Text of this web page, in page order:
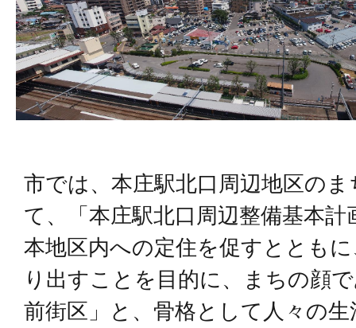
市では、本庄駅北口周辺地区の
て、「本庄駅北口周辺整備基本
本地区内への定住を促すととも
り出すことを目的に、まちの顔
前街区」と、骨格として人々の